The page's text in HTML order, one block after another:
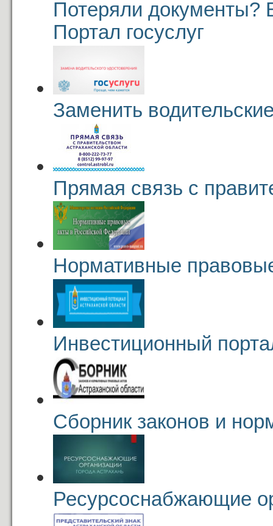
Потеряли документы?
Портал госуслуг
Заменить
Прямая связь с
Нормативные
Инвестиционный
Сборник законов и
Ресурсоснабжающие